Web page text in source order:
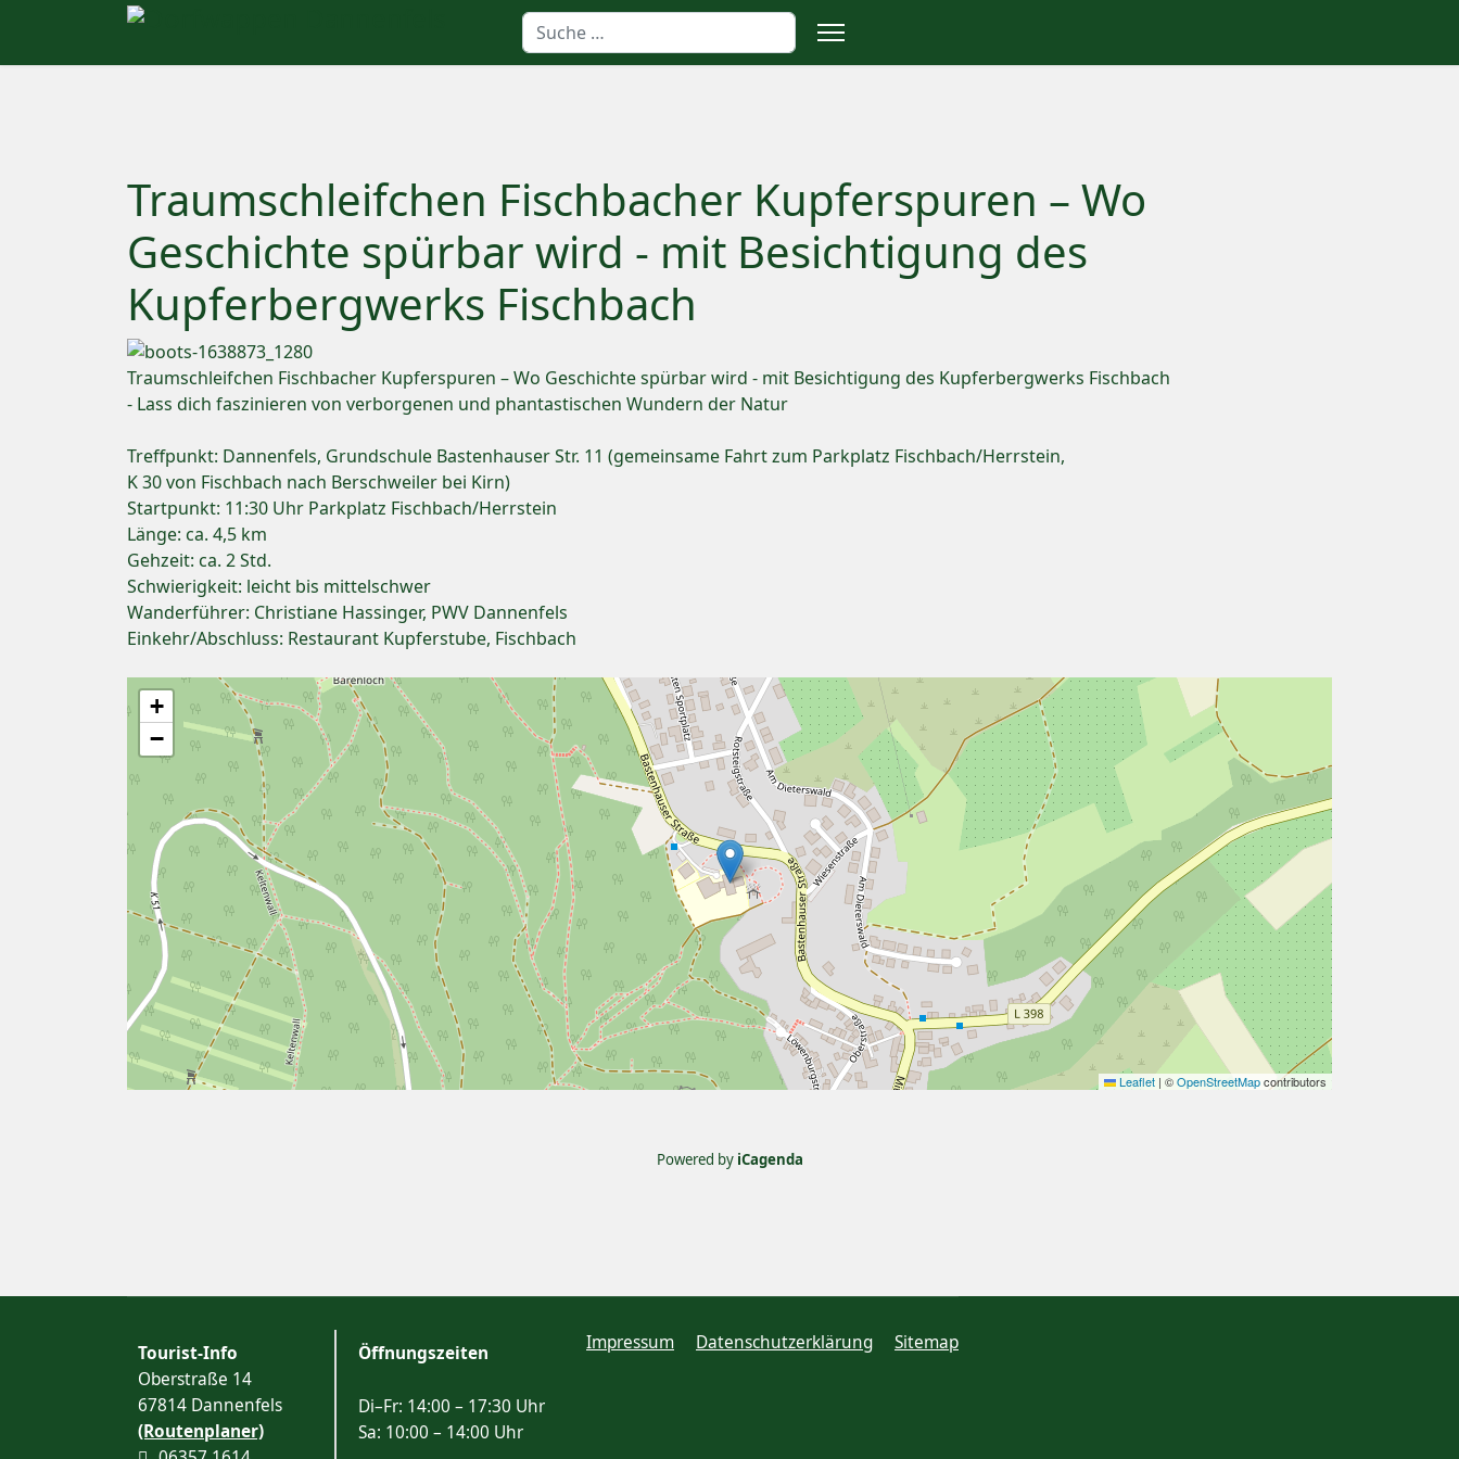
Suchen
Traumschleifchen Fischbacher Kupferspuren – Wo
Geschichte spürbar wird - mit Besichtigung des
Kupferbergwerks Fischbach
Traumschleifchen Fischbacher Kupferspuren – Wo Geschichte spürbar wird - mit Besichtigung des Kupferbergwerks Fischbach
- Lass dich faszinieren von verborgenen und phantastischen Wundern der Natur
Treffpunkt: Dannenfels, Grundschule Bastenhauser Str. 11 (gemeinsame Fahrt zum Parkplatz Fischbach/Herrstein,
K 30 von Fischbach nach Berschweiler bei Kirn)
Startpunkt: 11:30 Uhr Parkplatz Fischbach/Herrstein
Länge: ca. 4,5 km
Gehzeit: ca. 2 Std.
Schwierigkeit: leicht bis mittelschwer
Wanderführer: Christiane Hassinger, PWV Dannenfels
Einkehr/Abschluss: Restaurant Kupferstube, Fischbach
+
−
Leaflet | ©OpenStreetMapcontributors
Powered by iCagenda
Tourist-Info
Oberstraße 14
67814 Dannenfels
(Routenplaner)
Öffnungszeiten
Di–Fr: 14:00 – 17:30 Uhr
Sa: 10:00 – 14:00 Uhr
Impressum Datenschutzerklärung Sitemap